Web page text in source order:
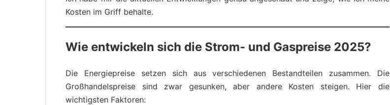
Kosten im Griff behalte.
Wie entwickeln sich die Strom- und Gaspreise 2025?
Die Energiepreise setzen sich aus verschiedenen Bestandteilen zusammen. Die
Großhandelspreise sind zwar gesunken, aber andere Kosten steigen. Hier die
wichtigsten Faktoren: